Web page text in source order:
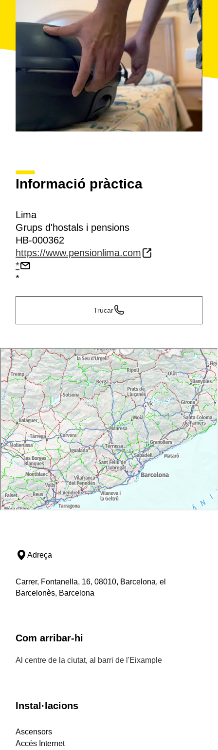
Informació pràctica
Lima
Grups d'hostals i pensions
HB-000362
https://www.pensionlima.com
*
*
Trucar
Adreça
Carrer, Fontanella, 16, 08010, Barcelona, el
Barcelonès, Barcelona
Com arribar-hi
Al centre de la ciutat, al barri de l'Eixample
Instal·lacions
Ascensors
Accés Internet